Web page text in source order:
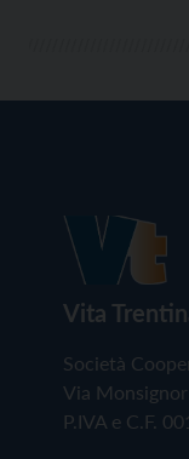
Vita
Società
Via
P.IVA e C.F.